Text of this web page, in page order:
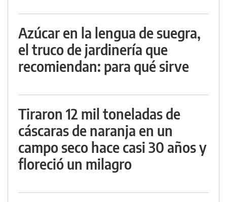
Azúcar en la lengua de suegra,
el truco de jardinería que
recomiendan: para qué sirve
Tiraron 12 mil toneladas de
cáscaras de naranja en un
campo seco hace casi 30 años y
floreció un milagro